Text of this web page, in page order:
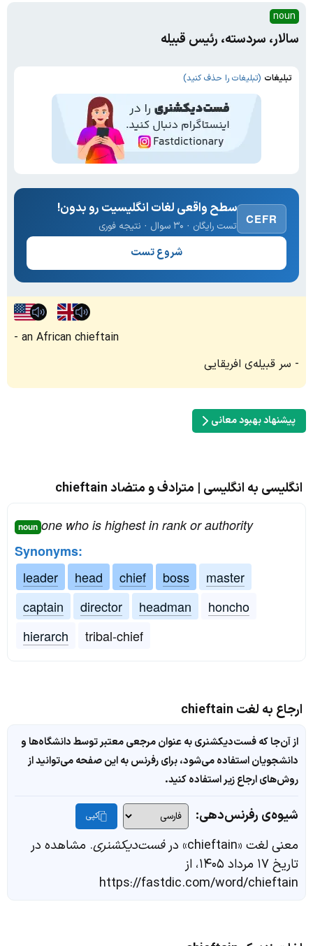
noun
سالار، سردسته، رئیس قبیله
تبلیغات (تبلیغات را حذف کنید)
CEFR
سطح واقعی لغات انگلیسیت رو بدون!
تست رایگان · ۳۰ سوال · نتیجه فوری
شروع تست
an African chieftain
سر قبیله‌ی افریقایی
پیشنهاد بهبود معانی
انگلیسی به انگلیسی | مترادف و متضاد chieftain
noun one who is highest in rank or authority
Synonyms:
leader
head chief boss
master
captain
director headman
honcho
hierarch
tribal-chief
ارجاع به لغت chieftain
از آن‌جا که فست‌دیکشنری به عنوان مرجعی معتبر توسط دانشگاه‌ها و
دانشجویان استفاده می‌شود، برای رفرنس به این صفحه می‌توانید از
روش‌های ارجاع زیر استفاده کنید.
شیوه‌ی رفرنس‌دهی: کپی
معنی لغت «chieftain» در فست‌دیکشنری. مشاهده در
تاریخ ۱۷ مرداد ۱۴۰۵، از
https://fastdic.com/word/chieftain